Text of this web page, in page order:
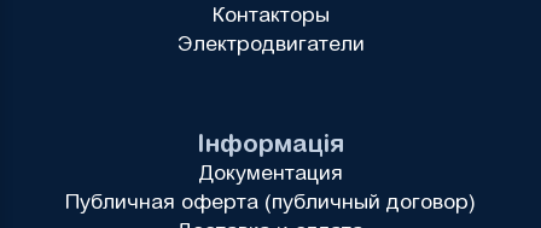
Інформація
Документация
Публичная оферта (публичный договор)
Контакторы
Электродвигатели